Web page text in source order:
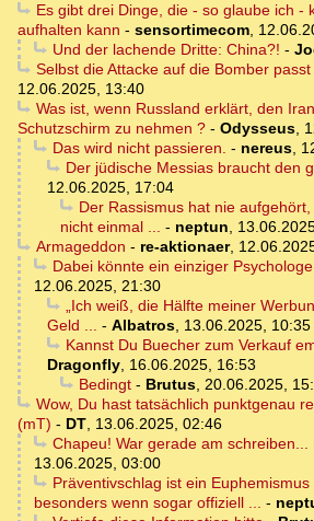
Es gibt drei Dinge, die - so glaube ich -
aufhalten kann - sensortimecom,
Und der lachende Dritte: China?! -
Selbst die Attacke auf die Bomber passt
12.06.2025, 13:40
Was ist, wenn Russland erklärt, den
Schutzschirm zu nehmen ? - Odysseus,
Das wird nicht passieren. - nereus,
Der jüdische Messias braucht den
12.06.2025, 17:04
Der Rassismus hat nie
nicht einmal ... - neptun,
Armageddon - re-aktionaer,
Dabei könnte ein einziger
12.06.2025, 21:30
„Ich weiß, die Hälfte meiner
Geld ... - Albatros, 13.06.2025, 10:35
Kannst Du Buecher zum Verkauf
Dragonfly, 16.06.2025, 16:53
Bedingt- Brutus, 20.06.2025,
Wow, Du hast tatsächlich punktgenau
(mT) - DT, 13.06.2025, 02:46
Chapeu! War gerade am schreiben...
13.06.2025, 03:00
Präventivschlag ist ein
besonders wenn sogar offiziell ... -